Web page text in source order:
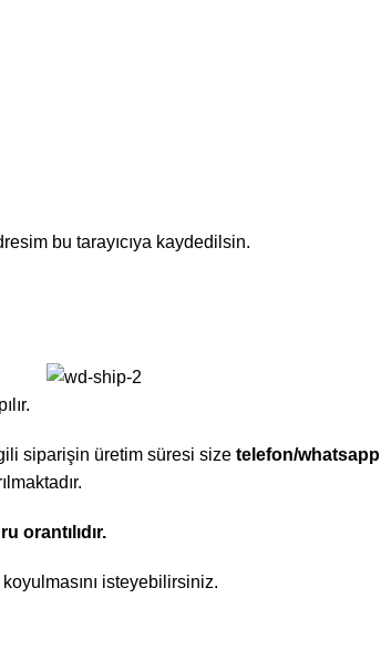
bu tarayıcıya kaydedilsin.
siparişin üretim süresi size telefon/whatsapp
orantılıdır.
isteyebilirsiniz.